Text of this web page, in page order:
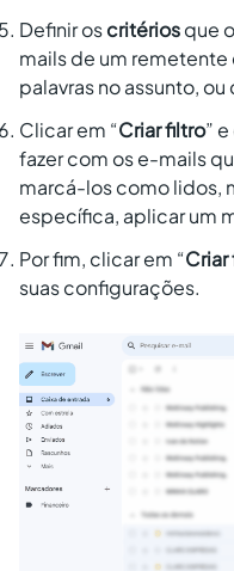
Definir oscritériosque
mails de um
palavras no assunto,
Clicar em “Criar filtro” e
fazer com os e-mails
marcá-los como lidos,
específica, aplicar um
Por fim, clicar em “
suas configurações.